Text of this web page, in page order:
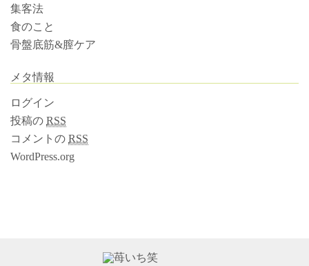
集客法
食のこと
骨盤底筋&膣ケア
メタ情報
ログイン
投稿の RSS
コメントの RSS
WordPress.org